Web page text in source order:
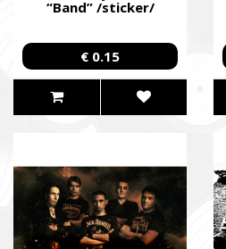
“Band” /sticker/
€ 0.15
Повернись живим
Come Back Alive